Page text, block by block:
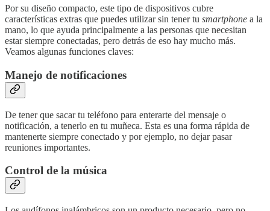
Por su diseño compacto, este tipo de dispositivos cubre
características extras que puedes utilizar sin tener tu smartphone a la
mano, lo que ayuda principalmente a las personas que necesitan
estar siempre conectadas, pero detrás de eso hay mucho más.
Veamos algunas funciones claves:
Manejo de notificaciones
De tener que sacar tu teléfono para enterarte del mensaje o
notificación, a tenerlo en tu muñeca. Esta es una forma rápida de
mantenerte siempre conectado y por ejemplo, no dejar pasar
reuniones importantes.
Control de la música